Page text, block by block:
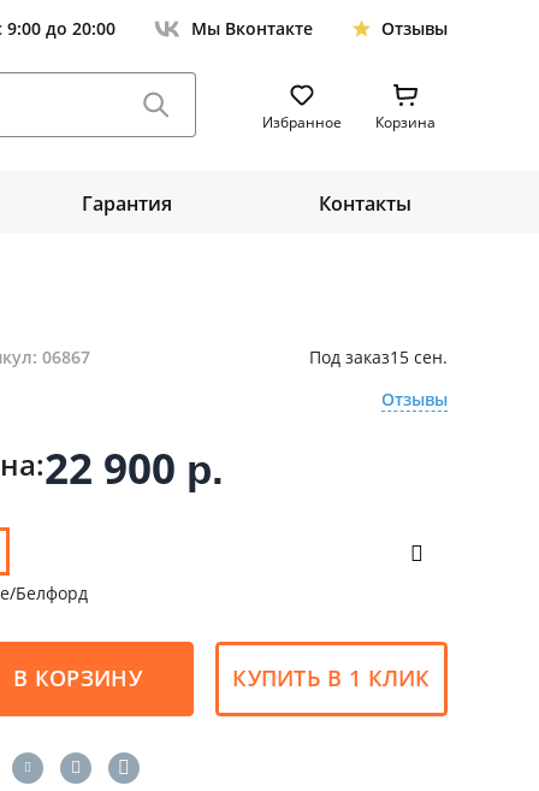
9:00 до 20:00 Мы Вконтакте Отзывы
Избранное Корзина
Гарантия Контакты
06867 Под заказ15 сен.
Отзывы
22 900 р.
Белфорд
В КОРЗИНУ КУПИТЬ В 1 КЛИК